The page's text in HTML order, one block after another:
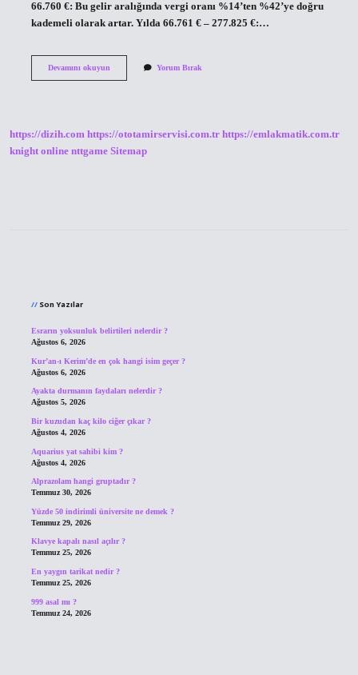
66.760 €: Bu gelir aralığında vergi oranı %14’ten %42’ye doğru
kademeli olarak artar. Yılda 66.761 € – 277.825 €:…
Devamını okuyunAlmanyada
Alınıyor
Yorum Bırak
https://dizih.com https://ototamirservisi.com.tr https://emlakmatik.com.tr
knight online nttgame Sitemap
Son Yazılar
Esrarın yoksunluk belirtileri nelerdir ?
Ağustos 6, 2026
Kur’an-ı Kerim’de en çok hangi isim geçer ?
Ağustos 6, 2026
Ayakta durmanın faydaları nelerdir ?
Ağustos 5, 2026
Bir kuzudan kaç kilo ciğer çıkar ?
Ağustos 4, 2026
Aquarius yat sahibi kim ?
Ağustos 4, 2026
Alprazolam hangi gruptadır ?
Temmuz 30, 2026
Yüzde 50 indirimli üniversite ne demek ?
Temmuz 29, 2026
Klavye kapalı nasıl açılır ?
Temmuz 25, 2026
En yaygın tarikat nedir ?
Temmuz 25, 2026
999 asal mı ?
Temmuz 24, 2026